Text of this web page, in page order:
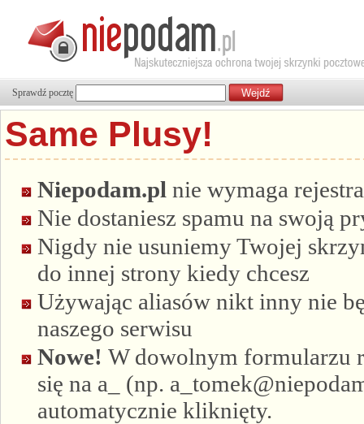
Sprawdź pocztę
Same Plusy!
Niepodam.pl nie wymaga
Nie dostaniesz spamu na swoją
Nigdy nie usuniemy Twojej
do innej strony kiedy chcesz
Używając aliasów nikt inny nie
naszego serwisu
Nowe! W dowolnym formularzu
się na a_ (np.
automatycznie kliknięty.